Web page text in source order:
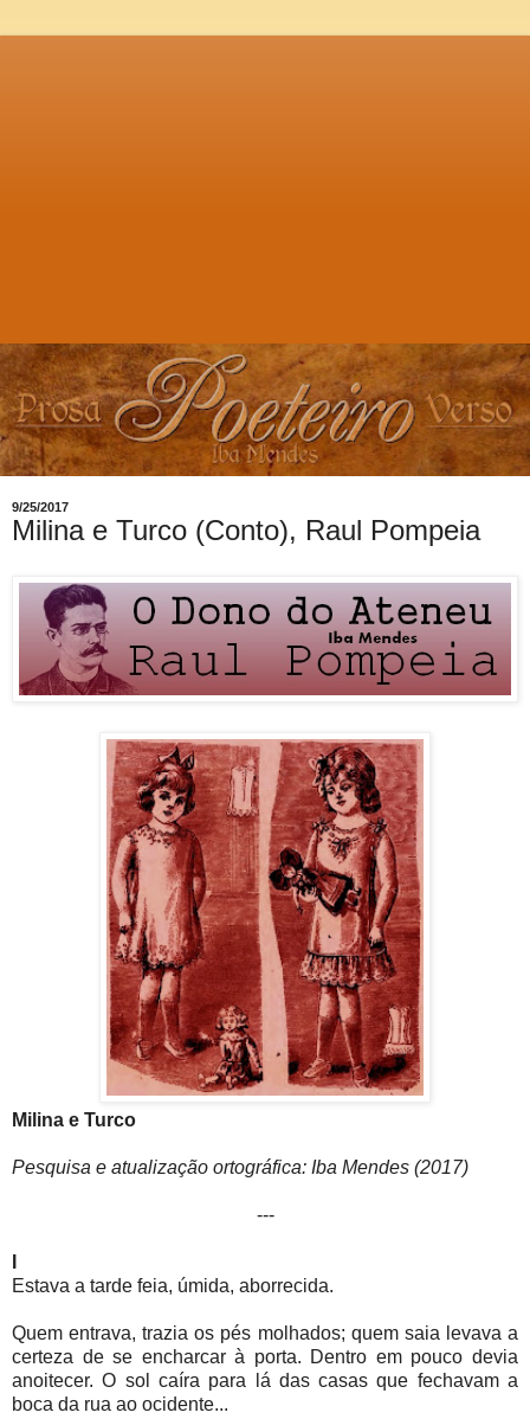
9/25/2017
Milina e Turco (Conto), Raul Pompeia
Milina e Turco
Pesquisa e atualização ortográfica: Iba Mendes (2017)
---
Estava a tarde feia, úmida, aborrecida.
Quem entrava, trazia os pés molhados; quem saia levava a
certeza de se encharcar à porta. Dentro em pouco devia
anoitecer. O sol caíra para lá das casas que fechavam a
boca da rua ao ocidente...